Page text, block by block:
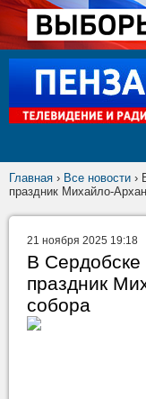
Главная › Все новости ›
праздник Михайло-
21 ноября 2025 19:18
В Сердобске
праздник
собора